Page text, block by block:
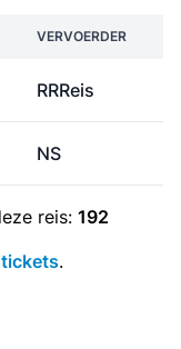
VERVOERDER
RRReis
NS
reis: 192
.